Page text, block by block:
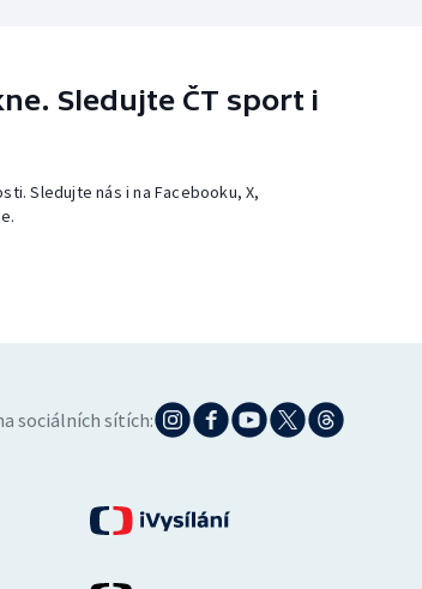
Sledujte ČT sport i
Sledujte nás i na Facebooku, X,
sociálních sítích: